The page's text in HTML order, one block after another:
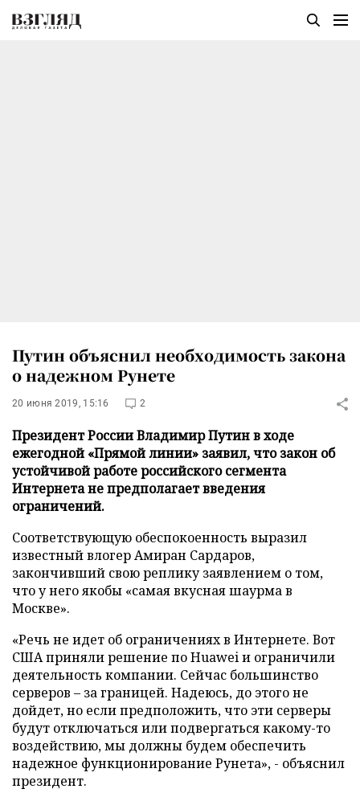
Путин объяснил необходимость закона
о надежном Рунете
20 июня 2019, 15:16 2
Президент России Владимир Путин в ходе
ежегодной «Прямой линии» заявил, что закон об
устойчивой работе российского сегмента
Интернета не предполагает введения
ограничений.
Соответствующую обеспокоенность выразил
известный влогер Амиран Сардаров,
закончивший свою реплику заявлением о том,
что у него якобы «самая вкусная шаурма в
Москве».
«Речь не идет об ограничениях в Интернете. Вот
США приняли решение по Huawei и ограничили
деятельность компании. Сейчас большинство
серверов – за границей. Надеюсь, до этого не
дойдет, но если предположить, что эти серверы
будут отключаться или подвергаться какому-то
воздействию, мы должны будем обеспечить
надежное функционирование Рунета», - объяснил
президент.